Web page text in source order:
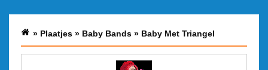
» Plaatjes » Baby Bands » Baby Met Triangel